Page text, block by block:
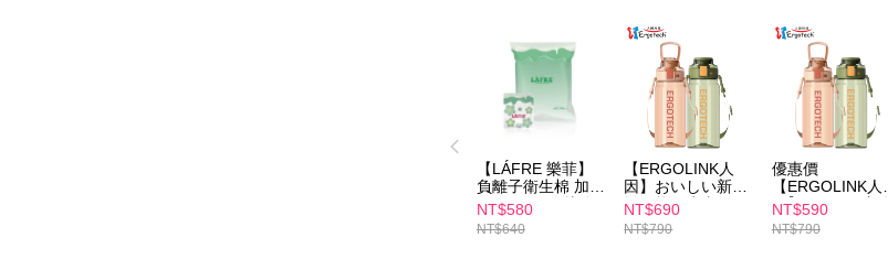
【LÁFRE 樂菲】
負離子衛生棉 加長
款 35cm (36片/包)
(馬來西亞人氣
YouTuber |
NT$580
NT$640
【ERGOLINK人
因】おいしい新負
離子能量水壺
TT700 (抹茶綠/珊
瑚粉)
NT$690
NT$790
優惠價
【ERGOLINK人
因】おいしい新負
離子能量水壺
TT700 (抹茶綠/珊
NT$590
NT$790